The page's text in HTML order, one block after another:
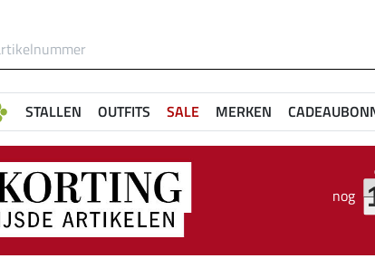
STALLEN OUTFITS SALE MERKEN
nog